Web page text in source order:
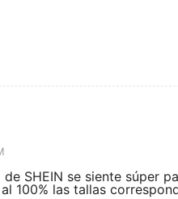
SHEIN se siente súper
100% las tallas